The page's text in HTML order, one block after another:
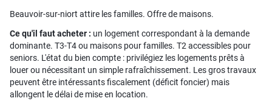
Beauvoir-sur-niort attire les familles. Offre de maisons.
Ce qu'il faut acheter : un logement correspondant à la demande
dominante. T3-T4 ou maisons pour familles. T2 accessibles pour
seniors. L'état du bien compte : privilégiez les logements prêts à
louer ou nécessitant un simple rafraîchissement. Les gros travaux
peuvent être intéressants fiscalement (déficit foncier) mais
allongent le délai de mise en location.